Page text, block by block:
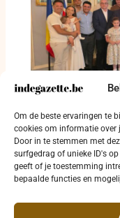
Om de beste ervaringen te
cookies om informatie over
Door in te stemmen met
surfgedrag of unieke ID's
geeft of je toestemming
bepaalde functies en
ProEduHub
jonge
6 augustus 2026